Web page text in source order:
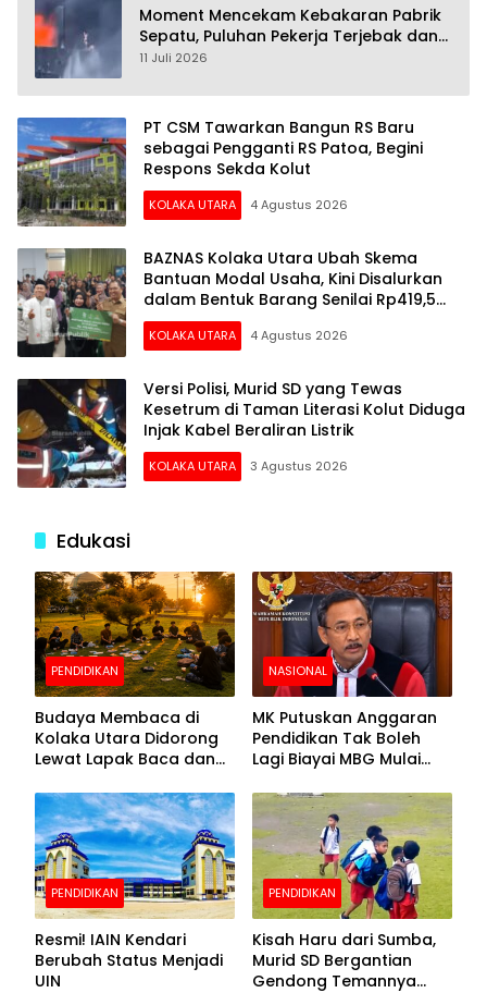
Moment Mencekam Kebakaran Pabrik
Sepatu, Puluhan Pekerja Terjebak dan
28 Orang Tewas
11 Juli 2026
PT CSM Tawarkan Bangun RS Baru
sebagai Pengganti RS Patoa, Begini
Respons Sekda Kolut
KOLAKA UTARA 4 Agustus 2026
BAZNAS Kolaka Utara Ubah Skema
Bantuan Modal Usaha, Kini Disalurkan
dalam Bentuk Barang Senilai Rp419,5
Juta
KOLAKA UTARA 4 Agustus 2026
Versi Polisi, Murid SD yang Tewas
Kesetrum di Taman Literasi Kolut Diduga
Injak Kabel Beraliran Listrik
KOLAKA UTARA 3 Agustus 2026
Edukasi
PENDIDIKAN
Budaya Membaca di
Kolaka Utara Didorong
Lewat Lapak Baca dan
NASIONAL
MK Putuskan Anggaran
Pendidikan Tak Boleh
Lagi Biayai MBG Mulai
PENDIDIKAN
Resmi! IAIN Kendari
Berubah Status Menjadi
UIN
PENDIDIKAN
Kisah Haru dari Sumba,
Murid SD Bergantian
Gendong Temannya